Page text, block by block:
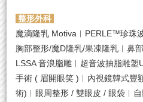
整形外科
魔滴隆乳 Motiva︱PERLE™珍珠
胸部整形/魔D隆乳/果凍隆乳︱鼻
LSSA ⾳浪脂雕︱超音波抽脂雕
手術 ( 眉開眼笑 )︱內視鏡韓式豐
術)︱眼周整形 / 雙眼皮 / 眼袋︱